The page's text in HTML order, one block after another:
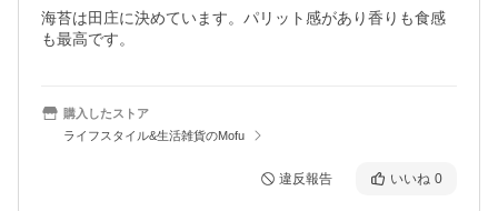
海苔は田庄に決めています。パリット感があり香りも食感
も最高です。
購入したストア
ライフスタイル&生活雑貨のMofu
違反報告 いいね 0